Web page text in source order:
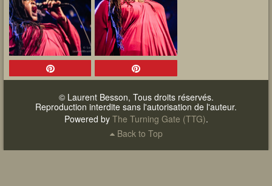
© Laurent Besson, Tous droits réservés.
Reproduction interdite sans l'autorisation de l'auteur.
Powered by The Turning Gate (TTG).
Back to Top